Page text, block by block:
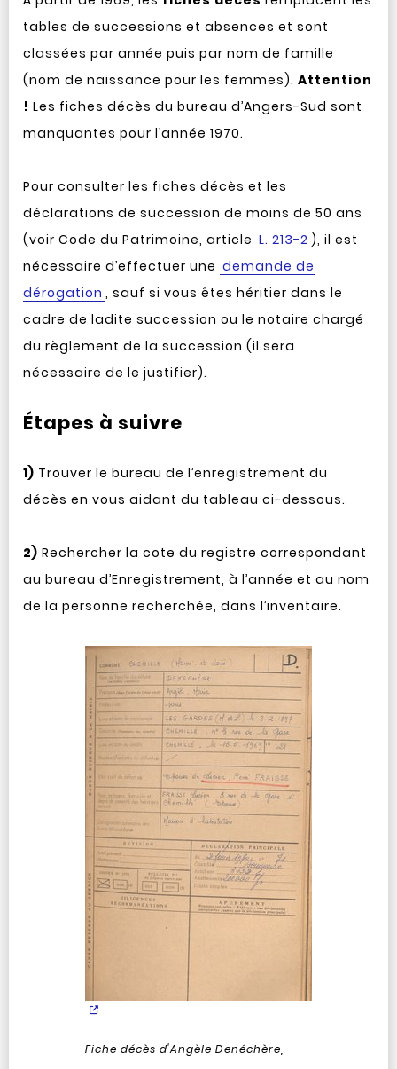
tables de successions et absences et sont
classées par année puis par nom de famille
(nom de naissance pour les femmes). Attention
! Les fiches décès du bureau d’Angers-Sud sont
manquantes pour l’année 1970.
Pour consulter les fiches décès et les
déclarations de succession de moins de 50 ans
(voir Code du Patrimoine, article L. 213-2 ), il est
nécessaire d’effectuer une demande de
dérogation , sauf si vous êtes héritier dans le
cadre de ladite succession ou le notaire chargé
du règlement de la succession (il sera
nécessaire de le justifier).
Étapes à suivre
1) Trouver le bureau de l’enregistrement du
décès en vous aidant du tableau ci-dessous.
2) Rechercher la cote du registre correspondant
au bureau d’Enregistrement, à l’année et au nom
de la personne recherchée, dans l’inventaire.
Fiche décès d'Angèle Denéchère,